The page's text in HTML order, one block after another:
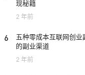
现秘籍
2 年前
6
五种零成本互联网创业
的副业渠道
2 年前